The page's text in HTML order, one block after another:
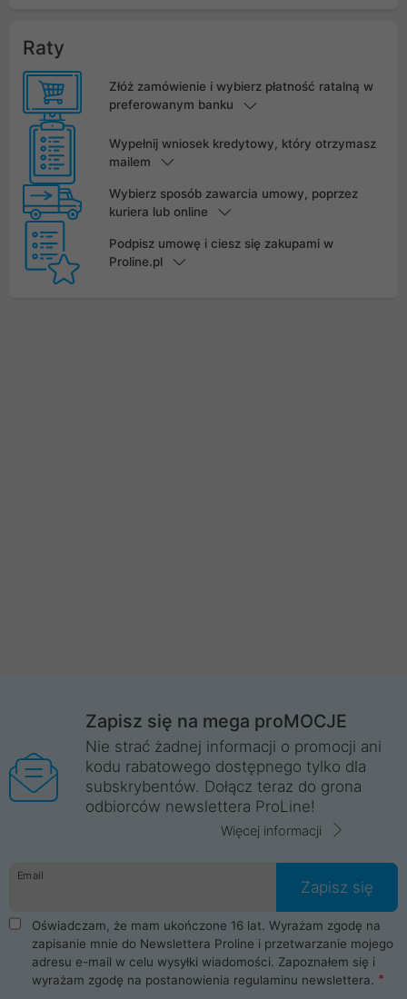
Raty
Złóż zamówienie i wybierz płatność ratalną w
preferowanym banku
Wypełnij wniosek kredytowy, który otrzymasz
mailem
Wybierz sposób zawarcia umowy, poprzez
kuriera lub online
Podpisz umowę i ciesz się zakupami w
Proline.pl
Zapisz się na mega proMOCJE
Nie strać żadnej informacji o promocji ani
kodu rabatowego dostępnego tylko dla
subskrybentów. Dołącz teraz do grona
odbiorców newslettera ProLine!
Więcej informacji
Email
Zapisz się
Oświadczam, że mam ukończone 16 lat. Wyrażam zgodę na
zapisanie mnie do Newslettera Proline i przetwarzanie mojego
adresu e-mail w celu wysyłki wiadomości. Zapoznałem się i
wyrażam zgodę na postanowienia regulaminu newslettera.